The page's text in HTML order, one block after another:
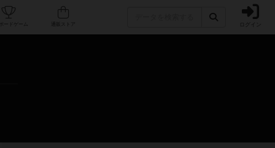
人気ボードゲーム ログイン